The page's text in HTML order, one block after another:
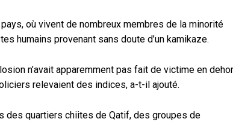
où vivent de nombreux membres de la minorité
humains provenant sans doute d’un kamikaze.
n’avait apparemment pas fait de victime en
relevaient des indices, a-t-il ajouté.
des quartiers chiites de Qatif, des groupes de